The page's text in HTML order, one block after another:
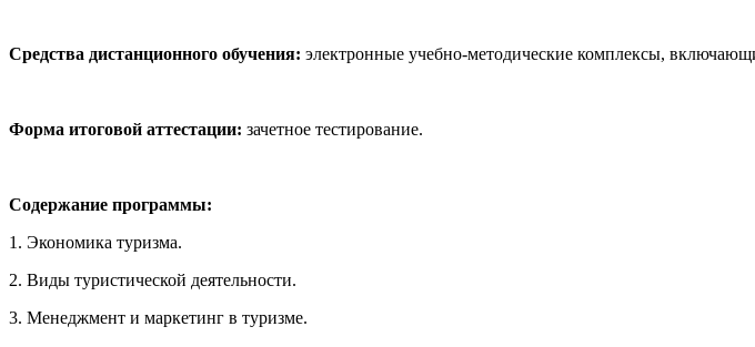
Средства дистанционного обучения: электронные учебно-методические комплексы,
Форма итоговой аттестации: зачетное тестирование.
Содержание программы:
1. Экономика туризма.
2. Виды туристической деятельности.
3. Менеджмент и маркетинг в туризме.